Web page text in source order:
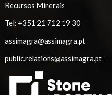
Recursos Minerais
Tel: +351 21 712 19 30
assimagra@assimagra.pt
public.relations@assimagra.pt